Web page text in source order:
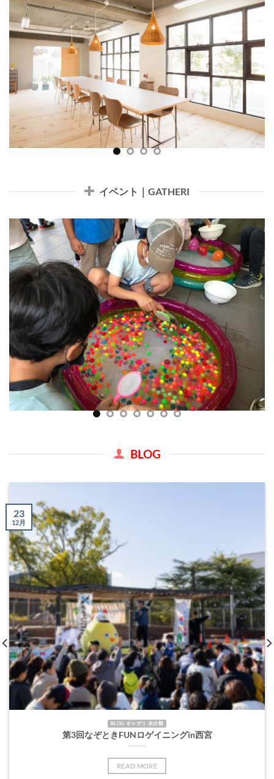
イベント｜GATHERI
BLOG
BLOG ギャザリ 未分類
第3回なぞときFUNロゲイニングin西宮
READ MORE
23
12月